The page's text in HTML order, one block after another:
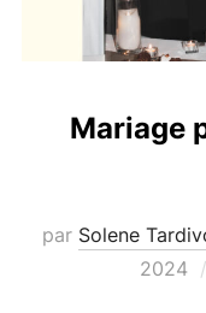
Mariage
par Solene
2024